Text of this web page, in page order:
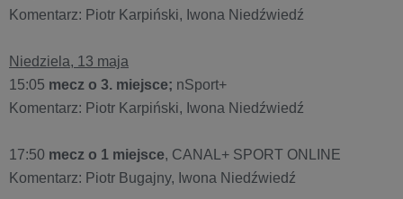
Komentarz: Piotr Karpiński, Iwona Niedźwiedź
Niedziela, 13 maja
15:05 mecz o 3. miejsce; nSport+
Komentarz: Piotr Karpiński, Iwona Niedźwiedź
17:50 mecz o 1 miejsce, CANAL+ SPORT ONLINE
Komentarz: Piotr Bugajny, Iwona Niedźwiedź